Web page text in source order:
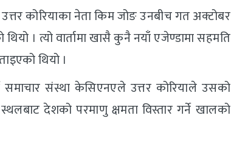
उत्तर कोरियाका नेता किम जोङ उनबीच गत अक्टोबर
थियो । त्यो वार्तामा खासै कुनै नयाँ एजेण्डामा सहमति
थियो ।
समाचार संस्था केसिएनएले उत्तर कोरियाले उसको
देशको परमाणु क्षमता विस्तार गर्ने खालको